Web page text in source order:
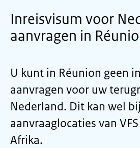
Inreisvisum voor
aanvragen in
U kunt in Réunion geen
aanvragen voor uw
Nederland. Dit kan wel
aanvraaglocaties van
Afrika.